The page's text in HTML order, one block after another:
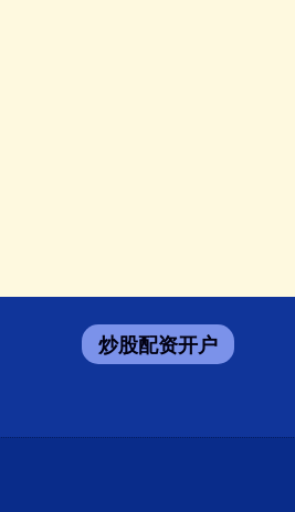
炒股配资开户